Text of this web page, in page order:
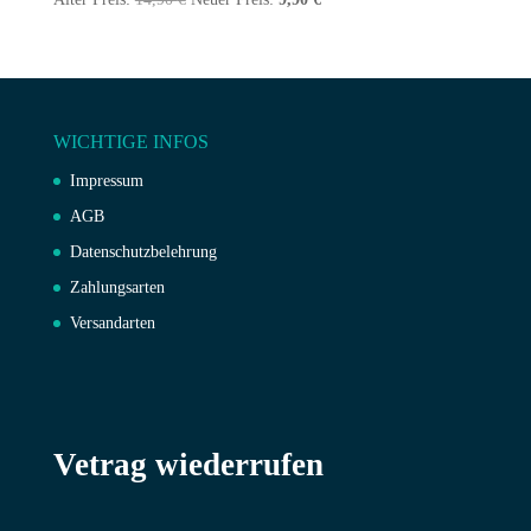
14,90 €
9,90 €.
WICHTIGE INFOS
Impressum
AGB
Datenschutzbelehrung
Zahlungsarten
Versandarten
Vetrag wiederrufen